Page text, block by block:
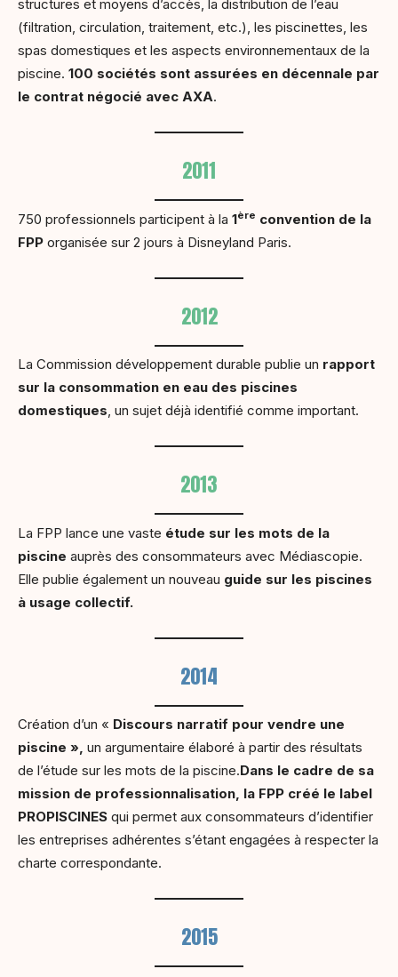
structures et moyens d’accès, la distribution de l’eau
(filtration, circulation, traitement, etc.), les piscinettes, les
spas domestiques et les aspects environnementaux de la
piscine. 100 sociétés sont assurées en décennale par
le contrat négocié avec AXA.
2011
750 professionnels participent à la 1ère convention de la
FPP organisée sur 2 jours à Disneyland Paris.
2012
La Commission développement durable publie un rapport
sur la consommation en eau des piscines
domestiques, un sujet déjà identifié comme important.
2013
La FPP lance une vaste étude sur les mots de la
piscine auprès des consommateurs avec Médiascopie.
Elle publie également un nouveau guide sur les piscines
à usage collectif.
2014
Création d’un « Discours narratif pour vendre une
piscine », un argumentaire élaboré à partir des résultats
de l’étude sur les mots de la piscine.Dans le cadre de sa
mission de professionnalisation, la FPP créé le label
PROPISCINES qui permet aux consommateurs d’identifier
les entreprises adhérentes s’étant engagées à respecter la
charte correspondante.
2015